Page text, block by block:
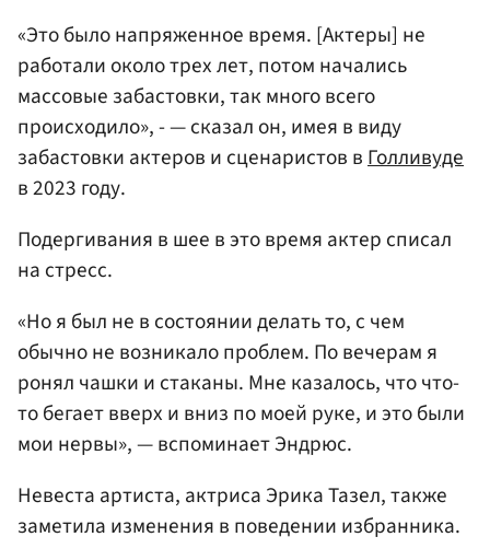
«Это было напряженное время. [Актеры] не
работали около трех лет, потом начались
массовые забастовки, так много всего
происходило», - — сказал он, имея в виду
забастовки актеров и сценаристов вГолливуде
в 2023 году.
Подергивания в шее в это время актер списал
на стресс.
«Но я был не в состоянии делать то, с чем
обычно не возникало проблем. По вечерам я
ронял чашки и стаканы. Мне казалось, что что-
то бегает вверх и вниз по моей руке, и это были
мои нервы», — вспоминает Эндрюс.
Невеста артиста, актриса Эрика Тазел, также
заметила изменения в поведении избранника.